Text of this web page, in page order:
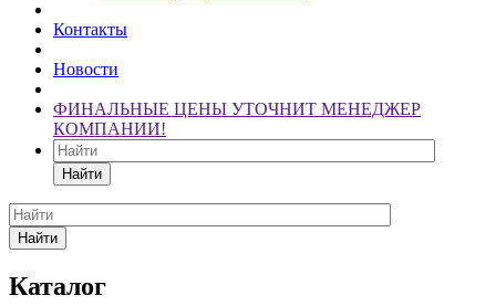
Контакты
Новости
ФИНАЛЬНЫЕ ЦЕНЫ УТОЧНИТ МЕНЕДЖЕР
КОМПАНИИ!
Найти
Найти
Каталог